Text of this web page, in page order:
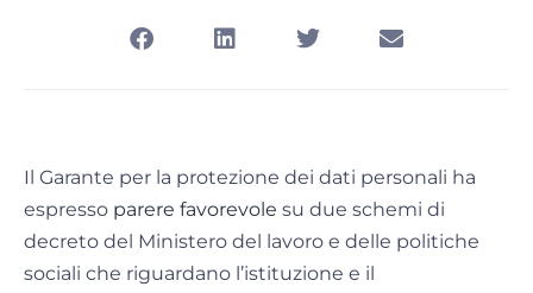
Il Garante per la protezione dei dati personali ha
espresso parere favorevole su due schemi di
decreto del Ministero del lavoro e delle politiche
sociali che riguardano l’istituzione e il